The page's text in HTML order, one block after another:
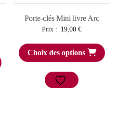
Porte-clés Mini livre Arc
Prix : 19,00€
Choix des options